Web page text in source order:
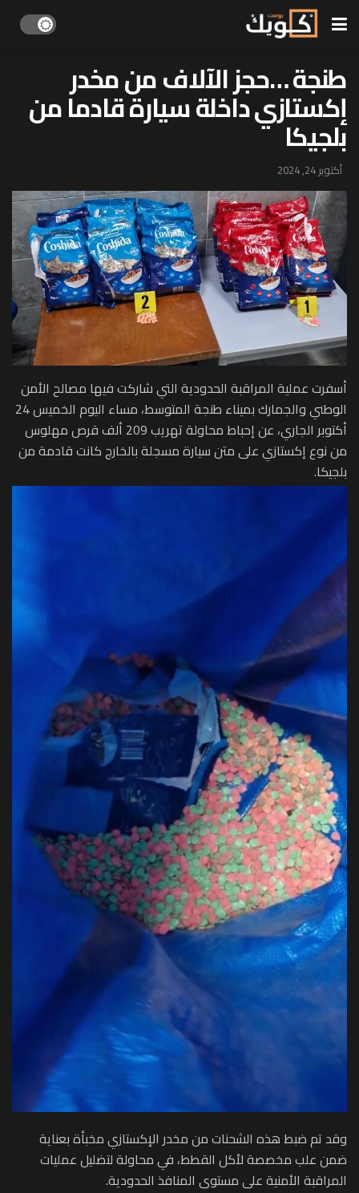
طنجة …حجز الآلاف من مخدر
إكستازي داخلة سيارة قادما من
بلجيكا
أكتوبر 24, 2024
أسفرت عملية المراقبة الحدودية التي شاركت فيها مصالح الأمن
الوطني والجمارك بميناء طنجة المتوسط، مساء اليوم الخميس 24
أكتوبر الجاري، عن إحباط محاولة تهريب 209 ألف قرص مهلوس
من نوع إكستازي على متن سيارة مسجلة بالخارج كانت قادمة من
بلجيكا.
وقد تم ضبط هذه الشحنات من مخدر الإكستازي مخبأة بعناية
ضمن علب مخصصة لأكل القطط، في محاولة لتضليل عمليات
المراقبة الأمنية على مستوى المنافذ الحدودية.